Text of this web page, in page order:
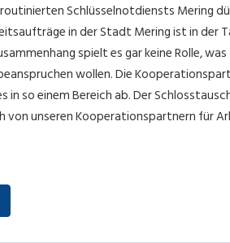
Schlüsselnotdiensts Mering
in der Stadt Mering ist in der
spielt es gar keine Rolle,
wollen. Die
so einem Bereich ab. Der
von unseren Kooperationspartnern für